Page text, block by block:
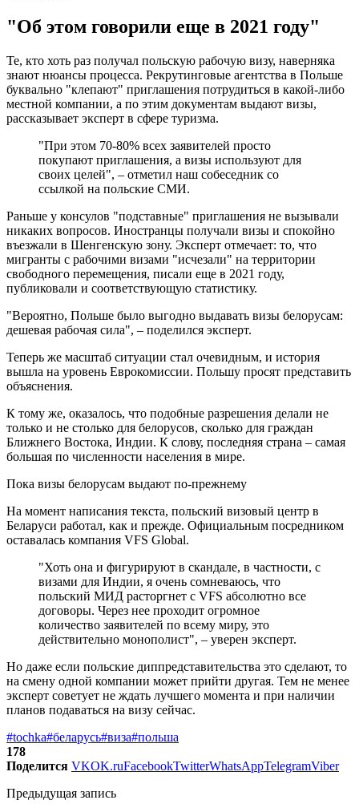
"Об этом говорили еще в 2021 году"
Те, кто хоть раз получал польскую рабочую визу, наверняка
знают нюансы процесса. Рекрутинговые агентства в Польше
буквально "клепают" приглашения потрудиться в какой-либо
местной компании, а по этим документам выдают визы,
рассказывает эксперт в сфере туризма.
"При этом 70-80% всех заявителей просто
покупают приглашения, а визы используют для
своих целей", – отметил наш собеседник со
ссылкой на польские СМИ.
Раньше у консулов "подставные" приглашения не вызывали
никаких вопросов. Иностранцы получали визы и спокойно
въезжали в Шенгенскую зону. Эксперт отмечает: то, что
мигранты с рабочими визами "исчезали" на территории
свободного перемещения, писали еще в 2021 году,
публиковали и соответствующую статистику.
"Вероятно, Польше было выгодно выдавать визы белорусам:
дешевая рабочая сила", – поделился эксперт.
Теперь же масштаб ситуации стал очевидным, и история
вышла на уровень Еврокомиссии. Польшу просят представить
объяснения.
К тому же, оказалось, что подобные разрешения делали не
только и не столько для белорусов, сколько для граждан
Ближнего Востока, Индии. К слову, последняя страна – самая
большая по численности населения в мире.
Пока визы белорусам выдают по-прежнему
На момент написания текста, польский визовый центр в
Беларуси работал, как и прежде. Официальным посредником
оставалась компания VFS Global.
"Хоть она и фигурируют в скандале, в частности, с
визами для Индии, я очень сомневаюсь, что
польский МИД расторгнет с VFS абсолютно все
договоры. Через нее проходит огромное
количество заявителей по всему миру, это
действительно монополист", – уверен эксперт.
Но даже если польские диппредставительства это сделают, то
на смену одной компании может прийти другая. Тем не менее
эксперт советует не ждать лучшего момента и при наличии
планов подаваться на визу сейчас.
#tochka#беларусь#виза#польша
178
Поделится VKOK.ruFacebookTwitterWhatsAppTelegramViber
Предыдущая запись